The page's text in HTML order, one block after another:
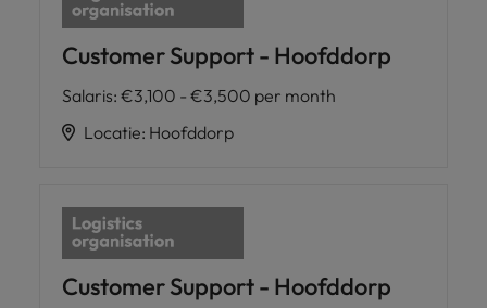
Customer Support - Hoofddorp
Salaris: €3,100 - €3,500 per month
Locatie: Hoofddorp
Customer Support - Hoofddorp